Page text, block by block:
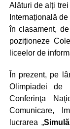
Alături de alți
Internațională
în clasament,
poziționeze
liceelor de
În prezent, pe
Olimpiadei de
Conferinţa
Comunicare,
lucrarea „